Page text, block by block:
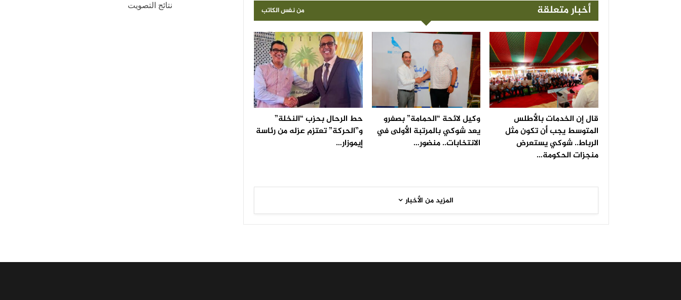
أخبار متعلقة من نفس الكاتب
قال إن الخدمات بالأطلس
المتوسط يجب أن تكون مثل
الرباط.. شوكي يستعرض
منجزات الحكومة…
وكيل لائحة “الحمامة” بصفرو
يعد شوكي بالمرتبة الأولى في
الانتخابات.. منضور…
حط الرحال بحزب “النخلة”
و”الحركة” تعتزم عزله من رئاسة
إيموزار…
المزيد من الأخبار
نتائج التصويت